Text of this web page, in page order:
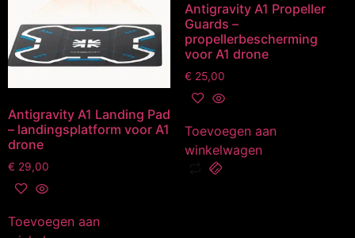
Antigravity A1 Landing Pad
– landingsplatform voor A1
drone
€ 29,00
Toevoegen aan
Antigravity A1 Propeller
Guards –
propellerbescherming
voor A1 drone
€ 25,00
Toevoegen aan
winkelwagen